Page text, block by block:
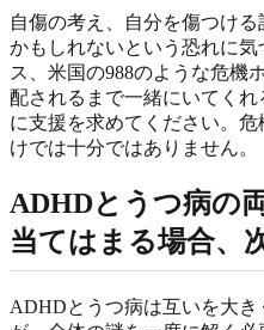
自傷の考え、自分を傷つけ
かもしれないという恐れに
ス、米国の988のような危機
配されるまで一緒にいてく
に支援を求めてください。
けでは十分ではありません。
ADHDとうつ病の
当てはまる場合、
ADHDとうつ病は互いを大